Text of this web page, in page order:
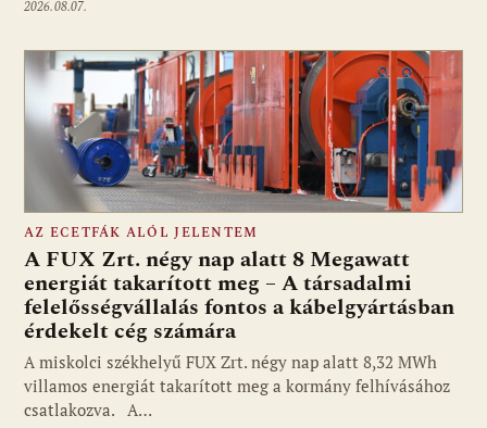
2026.08.07.
AZ ECETFÁK ALÓL JELENTEM
A FUX Zrt. négy nap alatt 8 Megawatt
energiát takarított meg – A társadalmi
felelősségvállalás fontos a kábelgyártásban
érdekelt cég számára
A miskolci székhelyű FUX Zrt. négy nap alatt 8,32 MWh
villamos energiát takarított meg a kormány felhívásához
csatlakozva. A…